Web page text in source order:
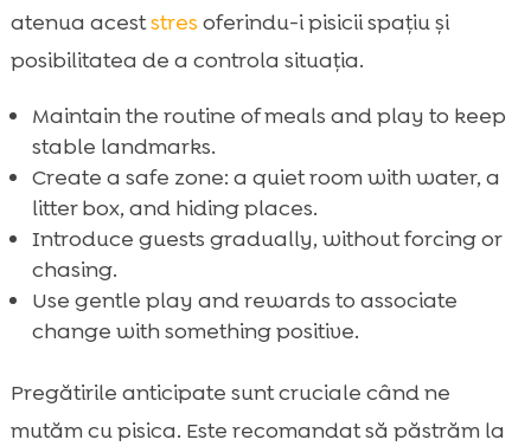
atenua aceststres oferindu-i pisicii spațiu și
posibilitatea de a controla situația.
Maintain the routine of meals and play to keep
stable landmarks.
Create a safe zone: a quiet room with water, a
litter box, and hiding places.
Introduce guests gradually, without forcing or
chasing.
Use gentle play and rewards to associate
change with something positive.
Pregătirile anticipate sunt cruciale când ne
mutăm cu pisica. Este recomandat să păstrăm la